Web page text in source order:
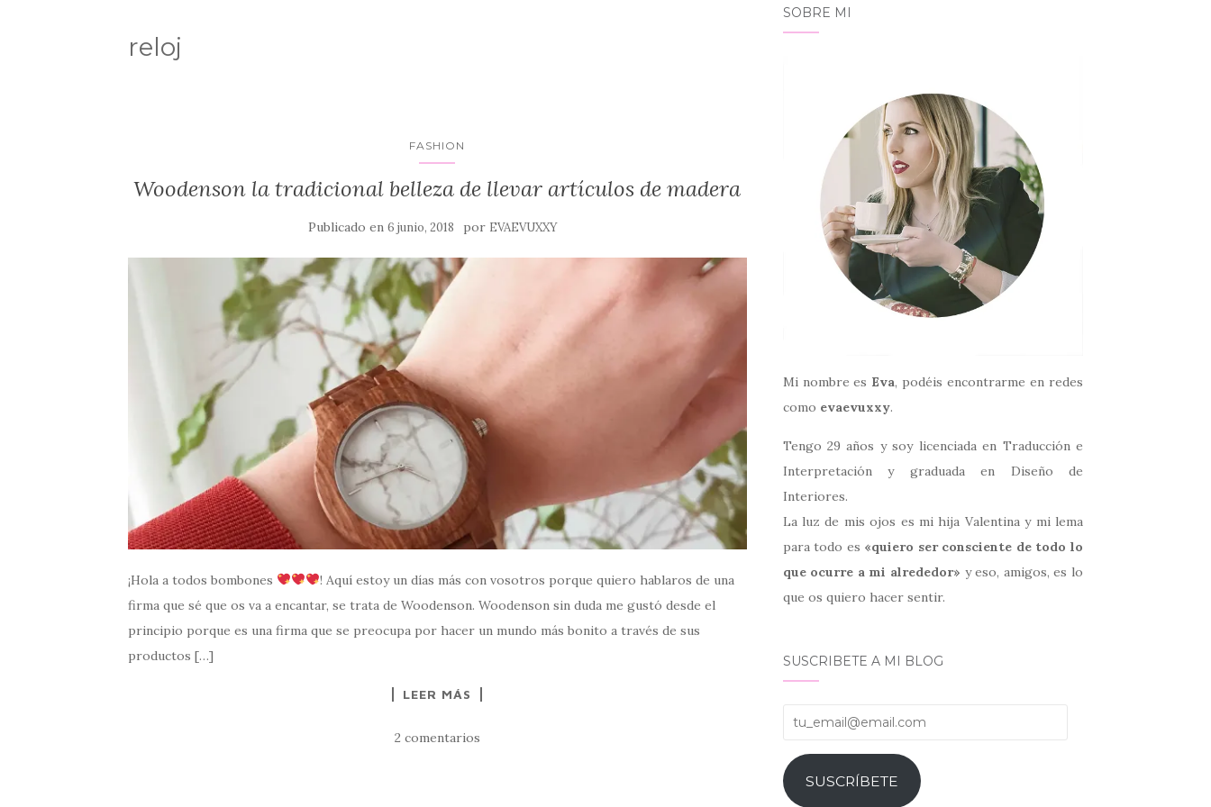
reloj
FASHION
Woodenson la tradicional belleza de llevar artículos de madera
Publicado en 6 junio, 2018 por EVAEVUXXY
¡Hola a todos bombones
! Aquí estoy un días más con vosotros porque quiero hablaros de una
firma que sé que os va a encantar, se trata de Woodenson. Woodenson sin duda me gustó desde el
principio porque es una firma que se preocupa por hacer un mundo más bonito a través de sus
productos […]
LEER MÁS
2 comentarios
SOBRE MI
Mi nombre es Eva, podéis encontrarme en redes
como evaevuxxy.
Tengo 29 años y soy licenciada en Traducción e
Interpretación y graduada en Diseño de
Interiores.
La luz de mis ojos es mi hija Valentina y mi lema
para todo es «quiero ser consciente de todo lo
que ocurre a mi alrededor» y eso, amigos, es lo
que os quiero hacer sentir.
SUSCRIBETE A MI BLOG
tu_email@email.com
SUSCRÍBETE